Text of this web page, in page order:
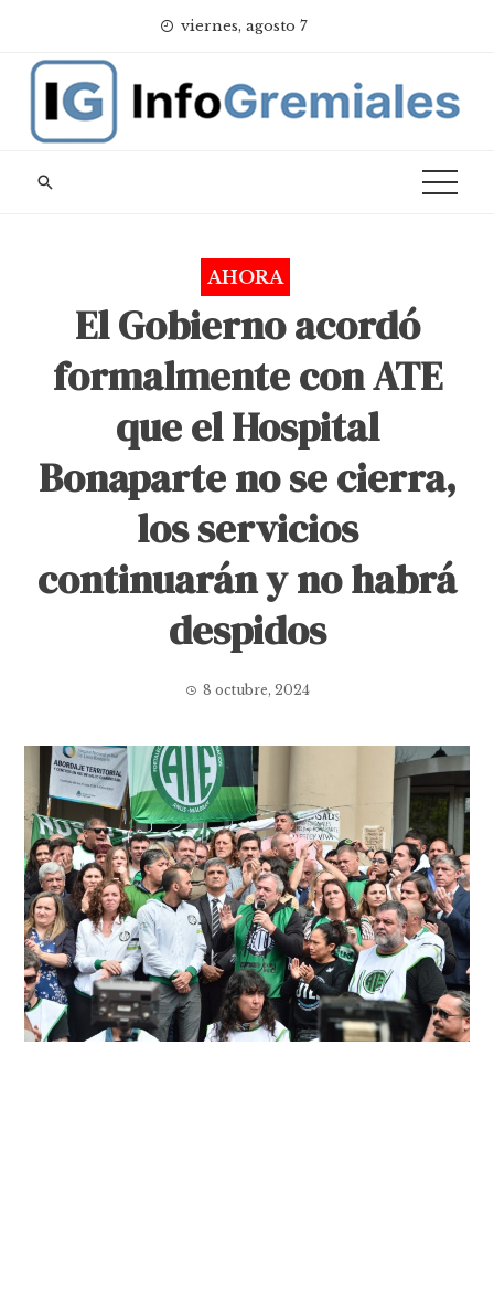
content
viernes, agosto 7
AHORA
El Gobierno acordó
formalmente con ATE
que el Hospital
Bonaparte no se cierra,
los servicios
continuarán y no habrá
despidos
8 octubre, 2024